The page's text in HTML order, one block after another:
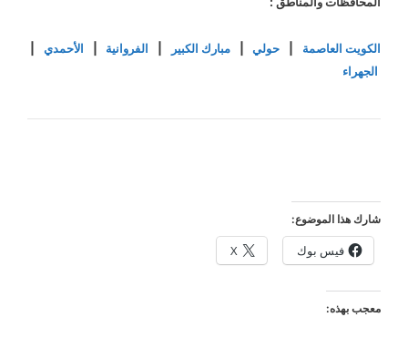
الكويت العاصمة حولي|مبارك الكبير الفروانية الأحمدي
الجهراء
شارك هذا الموضوع:
فيس بوك X
معجب بهذه: